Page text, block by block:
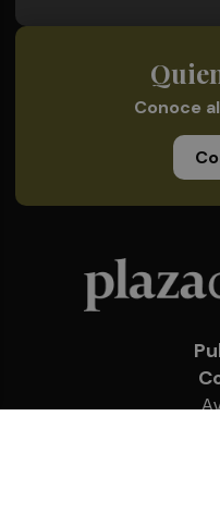
Conoce